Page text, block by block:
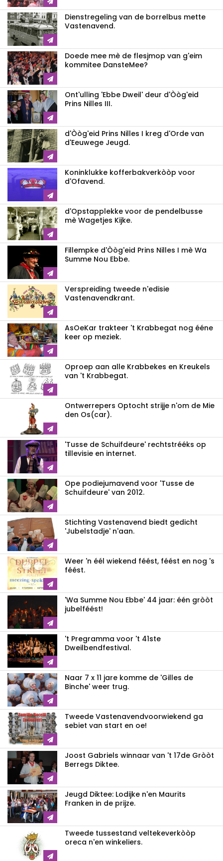
Dienstregeling van de borrelbus mette
Vastenavend.
Doede mee mè de flesjmop van g'eim
kommitee DansteMee?
Ont'ulling 'Ebbe Dweil' deur d'Òòg'eid
Prins Nilles III.
d'Òòg'eid Prins Nilles I kreg d'Orde van
d'Eeuwege Jeugd.
Koninklukke kofferbakverkòòp voor
d'Ofavend.
d'Opstapplekke voor de pendelbusse
mè Wagetjes Kijke.
Fillempke d'Òòg'eid Prins Nilles I mè Wa
Summe Nou Ebbe.
Verspreiding tweede n'edisie
Vastenavendkrant.
AsOeKar trakteer 't Krabbegat nog ééne
keer op meziek.
Oproep aan alle Krabbekes en Kreukels
van 't Krabbegat.
Ontwerrepers Optocht strijje n'om de Mie
den Os(car).
'Tusse de Schuifdeure' rechtstrééks op
tillevisie en internet.
Ope podiejumavend voor 'Tusse de
Schuifdeure' van 2012.
Stichting Vastenavend biedt gedicht
'Jubelstadje' n'aan.
Weer 'n éél wiekend féést, féést en nog 's
féést.
'Wa Summe Nou Ebbe' 44 jaar: één gròòt
jubelféést!
't Pregramma voor 't 41ste
Dweilbendfestival.
Naar 7 x 11 jare komme de 'Gilles de
Binche' weer trug.
Tweede Vastenavendvoorwiekend ga
sebiet van start en oe!
Joost Gabriels winnaar van 't 17de Gròòt
Berregs Diktee.
Jeugd Diktee: Lodijke n'en Maurits
Franken in de prijze.
Tweede tussestand veltekeverkòòp
oreca n'en winkeliers.